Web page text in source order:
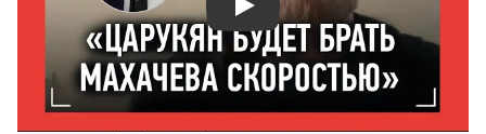
Смотреть видео YouTube